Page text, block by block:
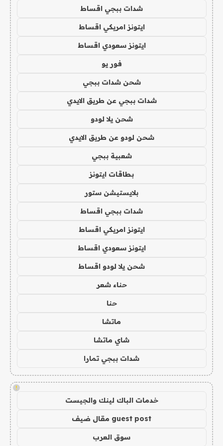
شدات ببجي اقساط
ايتونز امريكي اقساط
ايتونز سعودي اقساط
فور يو
شحن شدات ببجي
شدات ببجي عن طريق الايدي
شحن يلا لودو
شحن لودو عن طريق الايدي
شعبية ببجي
بطاقات ايتونز
بلايستيشن ستور
شدات ببجي اقساط
ايتونز امريكي اقساط
ايتونز سعودي اقساط
شحن يلا لودو اقساط
حناء شعر
حنا
ماتشا
شاي ماتشا
شدات ببجي تمارا
!
خدمات الباك لينك والجيست
guest post مقال ضيف
سوق العرب